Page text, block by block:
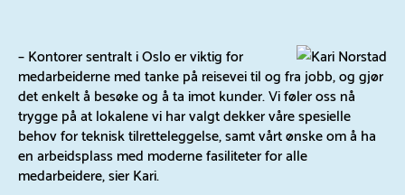
– Kontorer sentralt i Oslo er viktig for
medarbeiderne med tanke på reisevei til og fra jobb, og gjør
det enkelt å besøke og å ta imot kunder. Vi føler oss nå
trygge på at lokalene vi har valgt dekker våre spesielle
behov for teknisk tilretteleggelse, samt vårt ønske om å ha
en arbeidsplass med moderne fasiliteter for alle
medarbeidere, sier Kari.